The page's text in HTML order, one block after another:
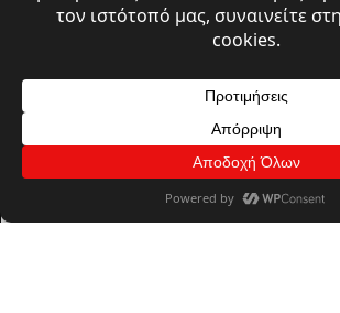
© 2026 A. Moustakas Group | All
Πολιτική Απορρήτου &
Design, Develpoment & Support